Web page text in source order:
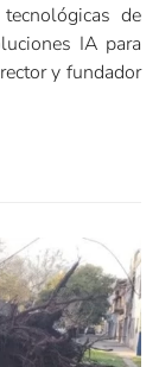
de
IA para
y fundador